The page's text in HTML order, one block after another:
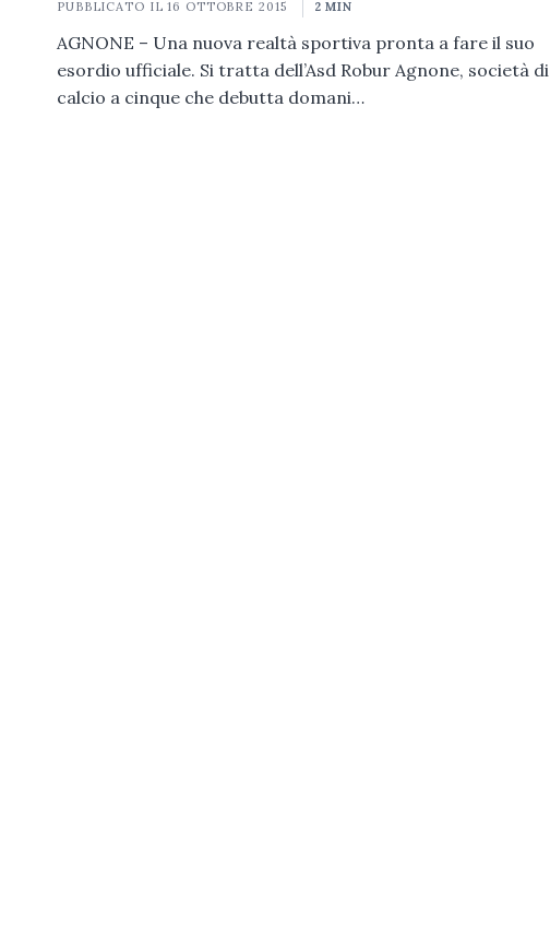
PUBBLICATO IL16 OTTOBRE 2015 2 MIN
AGNONE – Una nuova realtà sportiva pronta a fare il suo
esordio ufficiale. Si tratta dell’Asd Robur Agnone, società di
calcio a cinque che debutta domani…